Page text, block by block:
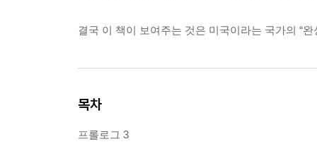
결국 이 책이 보여주는 것은 미국이라는 국가의 “
목차
프롤로그 3